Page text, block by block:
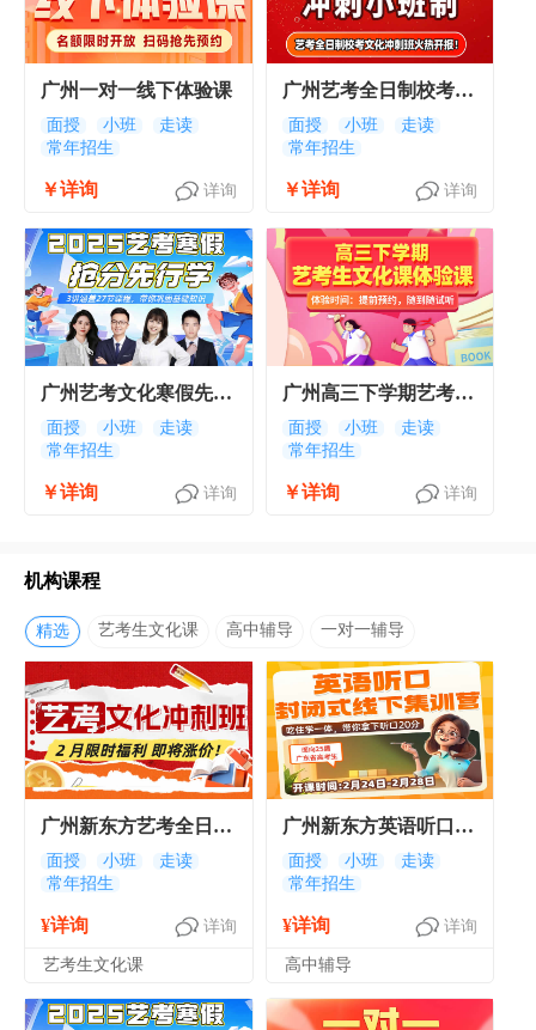
广州一对一线下体验课
面授 小班
走读
常年招生
￥详询 详询
广州艺考全日制校考文
化冲刺班
面授 小班
走读
常年招生
￥详询 详询
广州艺考文化寒假先行
学
面授 小班
走读
常年招生
￥详询 详询
广州高三下学期艺考生
文化课体验课
面授 小班
走读
常年招生
￥详询 详询
机构课程
精选 艺考生文化课 高中辅导 一对一辅导
广州新东方艺考全日制
校考文化常规班
面授 小班
走读
常年招生
¥详询 详询
艺考生文化课
广州新东方英语听口封
闭式线下集训营班课程
面授 小班
走读
常年招生
¥详询 详询
高中辅导